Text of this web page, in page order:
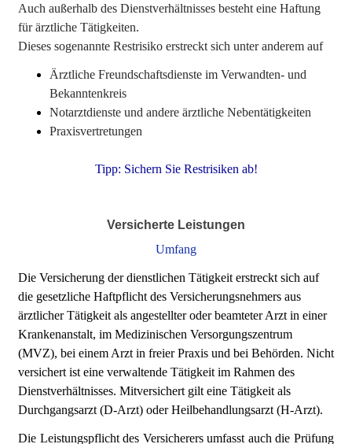
Auch außerhalb des Dienstverhältnisses besteht eine Haftung
für ärztliche Tätigkeiten.
Dieses sogenannte Restrisiko erstreckt sich unter anderem auf
Ärztliche Freundschaftsdienste im Verwandten- und
Bekanntenkreis
Notarztdienste und andere ärztliche Nebentätigkeiten
Praxisvertretungen
Tipp: Sichern Sie Restrisiken ab!
Versicherte Leistungen
Umfang
Die Versicherung der dienstlichen Tätigkeit erstreckt sich auf
die gesetzliche Haftpflicht des Versicherungsnehmers aus
ärztlicher Tätigkeit als angestellter oder beamteter Arzt in einer
Krankenanstalt, im Medizinischen Versorgungszentrum
(MVZ), bei einem Arzt in freier Praxis und bei Behörden. Nicht
versichert ist eine verwaltende Tätigkeit im Rahmen des
Dienstverhältnisses. Mitversichert gilt eine Tätigkeit als
Durchgangsarzt (D-Arzt) oder Heilbehandlungsarzt (H-Arzt).
Die Leistungspflicht des Versicherers umfasst auch die Prüfung